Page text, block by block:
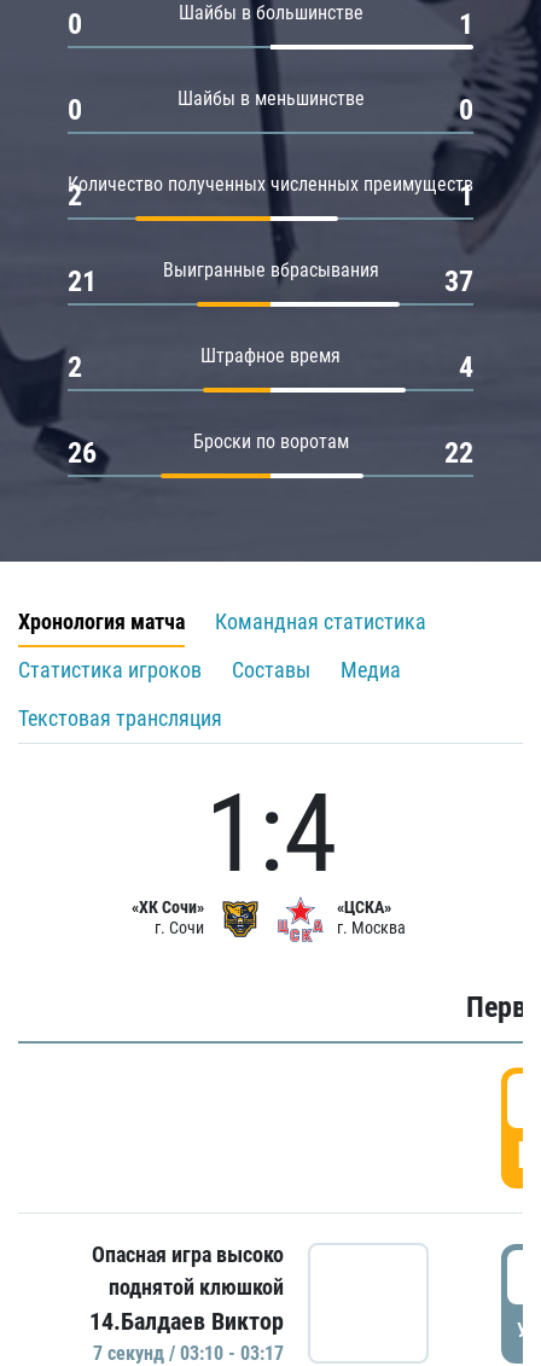
Шайбы в большинстве
0 1
Шайбы в меньшинстве
0 0
Количество полученных численных преимуществ
2 1
Выигранные вбрасывания
21 37
Штрафное время
2 4
Броски по воротам
26 22
Хронология матча
Командная статистика
Статистика игроков
Составы
Медиа
Текстовая трансляция
«ХК Сочи»
г. Сочи
1:4
«ЦСКА»
г. Москва
Опасная игра высоко
поднятой клюшкой
14.Балдаев Виктор
7 секунд / 03:10 - 03:17